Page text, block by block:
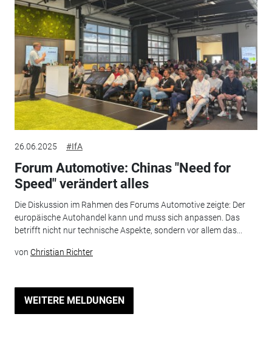
26.06.2025 #IfA
Forum Automotive: Chinas "Need for
Speed" verändert alles
Die Diskussion im Rahmen des Forums Automotive zeigte: Der
europäische Autohandel kann und muss sich anpassen. Das
betrifft nicht nur technische Aspekte, sondern vor allem das...
von Christian Richter
WEITERE MELDUNGEN